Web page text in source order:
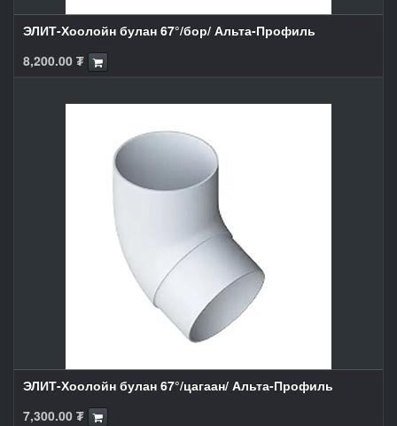
ЭЛИТ-Хоолойн булан 67°/бор/ Альта-Профиль
8,200.00 ₮
ЭЛИТ-Хоолойн булан 67°/цагаан/ Альта-Профиль
7,300.00 ₮